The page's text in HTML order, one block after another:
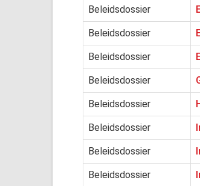
Beleidsdossier
Beleidsdossier
Beleidsdossier
Beleidsdossier
Beleidsdossier
Beleidsdossier
Beleidsdossier
Beleidsdossier